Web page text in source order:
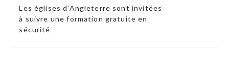
Les églises d’Angleterre sont invitées
à suivre une formation gratuite en
sécurité